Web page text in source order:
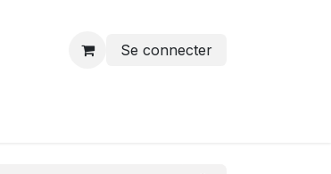
Se connecter